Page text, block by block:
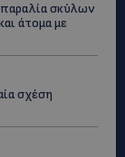
σκύλων
άτομα με
σχέση